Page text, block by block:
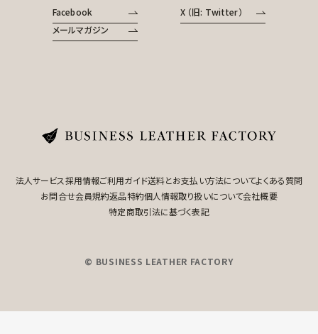
Facebook
X （旧: Twitter）
メールマガジン
法人サービス採用情報ご利用ガイド送料とお支払い方法についてよくある質問
お問合せ会員規約返品特約個人情報取り扱いについて会社概要
特定商取引法に基づく表記
© BUSINESS LEATHER FACTORY